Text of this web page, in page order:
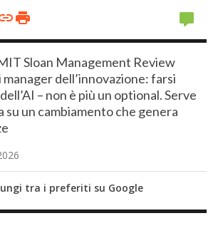
Sloan Management Review
manager dell’innovazione: farsi
– non è più un optional. Serve
su un cambiamento che genera
tra i preferiti su Google